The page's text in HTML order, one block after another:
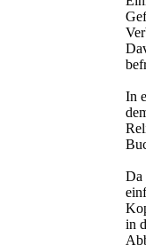
In
Da
in